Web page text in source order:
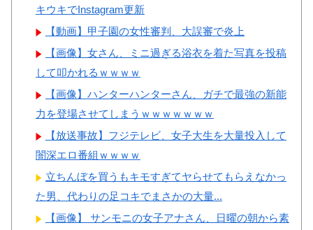
国人「一番重要なのは2002年な
のにそこは言及しないんだなｗ
い・・・」
韓国人「織田信長の安土城の
復元図と建築技術の高さに韓国
に言葉を失う‥」
キウキでInstagram更新
【動画】甲子園の女性審判、大誤審で炎上
【画像】女さん、ミニ過ぎる浴衣を着た写真を投稿
して叩かれるｗｗｗｗ
【画像】ハンターハンターさん、ガチで最強の新能
力を登場させてしまうｗｗｗｗｗｗｗ
【放送事故】フジテレビ、女子大生を大量投入して
闇深エロ番組ｗｗｗｗ
立ちんぼを買うもキモすぎてヤらせてもらえなかっ
た男、代わりの足コキでまさかの大量...
【画像】 サンモニの女子アナさん、日曜の朝から素